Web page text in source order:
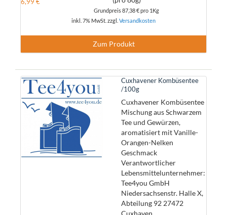
Grundpreis87,38 €pro 1Kg
inkl. 7% MwSt. zzgl. Versandkosten
Zum Produkt
Cuxhavener Kombüsentee
/100g
Cuxhavener Kombüsentee
Mischung aus Schwarzem
Tee und Gewürzen,
aromatisiert mit Vanille-
Orangen-Nelken
Geschmack
Verantwortlicher
Lebensmittelunternehmer:
Tee4you GmbH
Niedersachsenstr. Halle X,
Abteilung 92 27472
Cuxhaven